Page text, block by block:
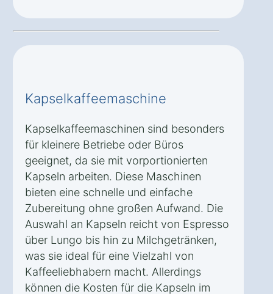
Kapselkaffeemaschine
Kapselkaffeemaschinen sind besonders
für kleinere Betriebe oder Büros
geeignet, da sie mit vorportionierten
Kapseln arbeiten. Diese Maschinen
bieten eine schnelle und einfache
Zubereitung ohne großen Aufwand. Die
Auswahl an Kapseln reicht von Espresso
über Lungo bis hin zu Milchgetränken,
was sie ideal für eine Vielzahl von
Kaffeeliebhabern macht. Allerdings
können die Kosten für die Kapseln im